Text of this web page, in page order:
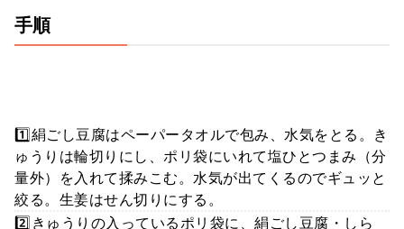
手順
1️⃣絹ごし豆腐はペーパータオルで包み、水気をとる。き
ゅうりは輪切りにし、ポリ袋にいれて塩ひとつまみ（分
量外）を入れて揉みこむ。水気が出てくるのでギュッと
絞る。生姜はせん切りにする。
2️⃣きゅうりの入っているポリ袋に、絹ごし豆腐・しら